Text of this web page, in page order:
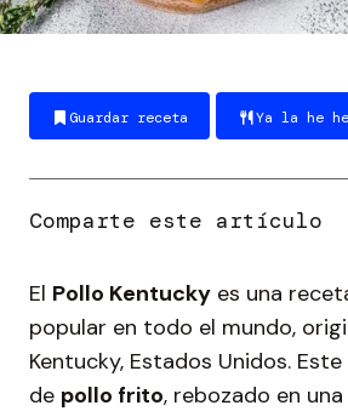
Guardar receta Ya la he
El Pollo Kentucky es una
popular en todo el mundo,
Kentucky, Estados Unidos.
de pollo frito, rebozado en